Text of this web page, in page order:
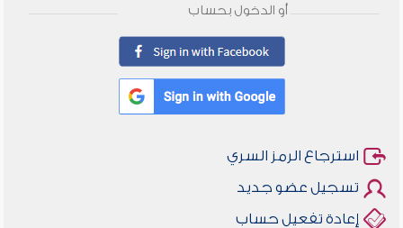
أو الدخول بحساب
استرجاع الرمز السري
تسجيل عضو جديد
إعادة تفعيل حساب